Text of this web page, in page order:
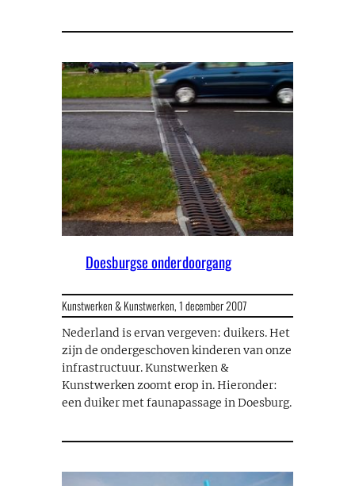
Doesburgse onderdoorgang
Kunstwerken & Kunstwerken,1 december 2007
Nederland is ervan vergeven: duikers. Het
zijn de ondergeschoven kinderen van onze
infrastructuur. Kunstwerken &
Kunstwerken zoomt erop in. Hieronder:
een duiker met faunapassage in Doesburg.